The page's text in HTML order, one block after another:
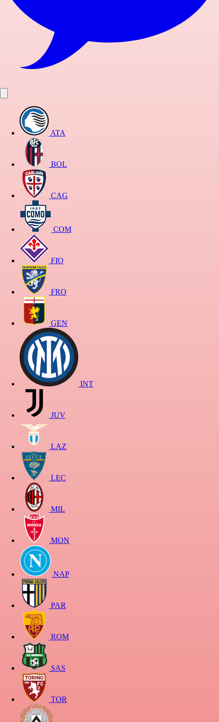
ATA
BOL
CAG
COM
FIO
FRO
GEN
INT
JUV
LAZ
LEC
MIL
MON
NAP
PAR
ROM
SAS
TOR